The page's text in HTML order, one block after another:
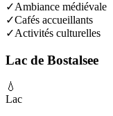
✓Ambiance médiévale
✓Cafés accueillants
✓Activités culturelles
Lac de Bostalsee
💧
Lac